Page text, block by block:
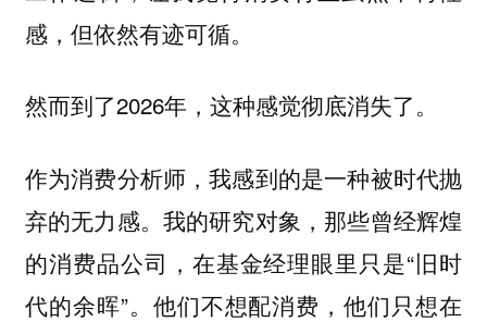
感，但依然有迹可循。
然而到了2026年，这种感觉彻底消失了。
作为消费分析师，我感到的是一种被时代抛
弃的无力感。我的研究对象，那些曾经辉煌
的消费品公司，在基金经理眼里只是“旧时
代的余晖”。他们不想配消费，他们只想在